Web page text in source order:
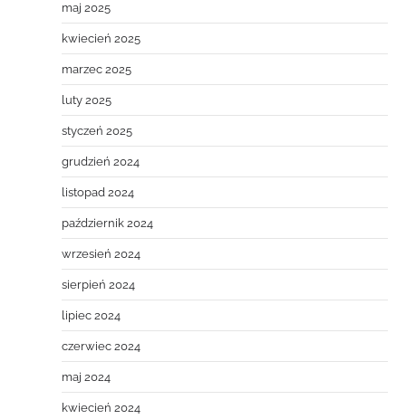
maj 2025
kwiecień 2025
marzec 2025
luty 2025
styczeń 2025
grudzień 2024
listopad 2024
październik 2024
wrzesień 2024
sierpień 2024
lipiec 2024
czerwiec 2024
maj 2024
kwiecień 2024